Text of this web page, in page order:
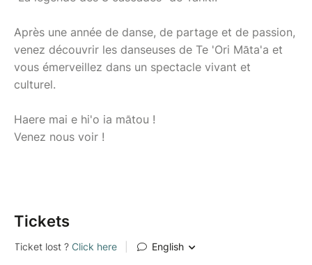
Après une année de danse, de partage et de passion,
venez découvrir les danseuses de Te 'Ori Māta'a et
vous émerveillez dans un spectacle vivant et
culturel.
Haere mai e hi'o ia mātou !
Venez nous voir !
Tickets